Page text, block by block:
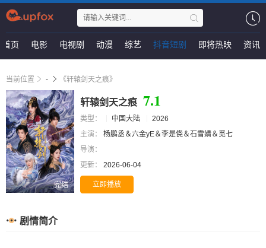
首页 电影 电视剧 动漫 综艺 抖音短剧 即将热映 资讯
当前位置 - 《轩辕剑天之痕》
完结
轩辕剑天之痕 7.1
类型： 中国大陆
2026
主演：
杨鹏丞＆六金yE＆李是侥＆石雪婧＆觅七
导演：
更新：
2026-06-04
立即播放
剧情简介